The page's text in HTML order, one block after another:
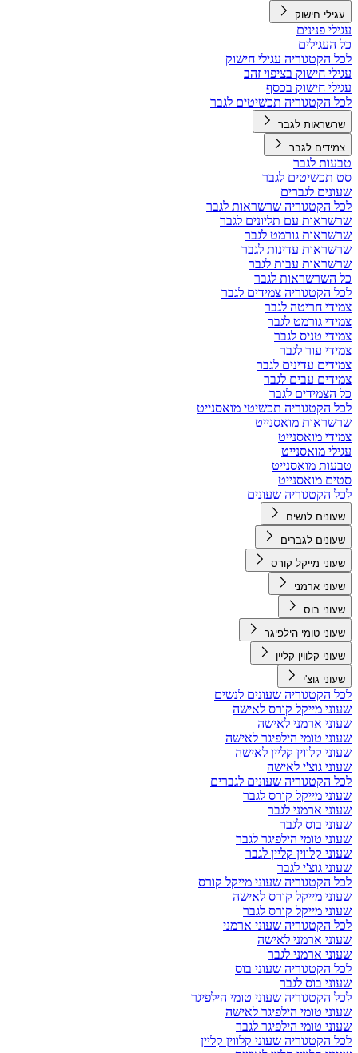
עגילי חישוק
עגילי פנינים
כל העגילים
לכל הקטגוריה עגילי חישוק
עגילי חישוק בציפוי זהב
עגילי חישוק בכסף
לכל הקטגוריה תכשיטים לגבר
שרשראות לגבר
צמידים לגבר
טבעות לגבר
סט תכשיטים לגבר
שעונים לגברים
לכל הקטגוריה שרשראות לגבר
שרשראות עם תליונים לגבר
שרשראות גורמט לגבר
שרשראות עדינות לגבר
שרשראות עבות לגבר
כל השרשראות לגבר
לכל הקטגוריה צמידים לגבר
צמידי חריטה לגבר
צמידי גורמט לגבר
צמידי טניס לגבר
צמידי עור לגבר
צמידים עדינים לגבר
צמידים עבים לגבר
כל הצמידים לגבר
לכל הקטגוריה תכשיטי מואסנייט
שרשראות מואסנייט
צמידי מואסנייט
עגילי מואסנייט
טבעות מואסנייט
סטים מואסנייט
לכל הקטגוריה שעונים
שעונים לנשים
שעונים לגברים
שעוני מייקל קורס
שעוני ארמני
שעוני בוס
שעוני טומי הילפיגר
שעוני קלווין קליין
שעוני גוצ'י
לכל הקטגוריה שעונים לנשים
שעוני מייקל קורס לאישה
שעוני ארמני לאישה
שעוני טומי הילפיגר לאישה
שעוני קלווין קליין לאישה
שעוני גוצ'י לאישה
לכל הקטגוריה שעונים לגברים
שעוני מייקל קורס לגבר
שעוני ארמני לגבר
שעוני בוס לגבר
שעוני טומי הילפיגר לגבר
שעוני קלווין קליין לגבר
שעוני גוצ'י לגבר
לכל הקטגוריה שעוני מייקל קורס
שעוני מייקל קורס לאישה
שעוני מייקל קורס לגבר
לכל הקטגוריה שעוני ארמני
שעוני ארמני לאישה
שעוני ארמני לגבר
לכל הקטגוריה שעוני בוס
שעוני בוס לגבר
לכל הקטגוריה שעוני טומי הילפיגר
שעוני טומי הילפיגר לאישה
שעוני טומי הילפיגר לגבר
לכל הקטגוריה שעוני קלווין קליין